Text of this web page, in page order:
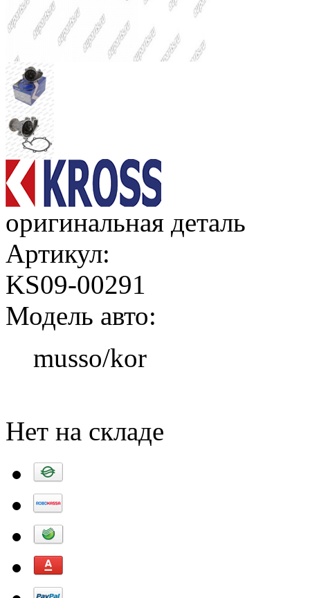
оригинальная деталь
Артикул:
KS09-00291
Модель авто:
musso/kor
Нет на складе